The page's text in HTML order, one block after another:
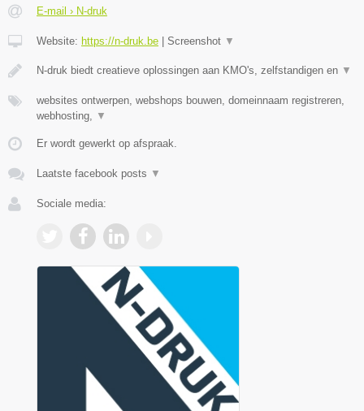
E-mail › N-druk
Website: https://n-druk.be | Screenshot ▼
N-druk biedt creatieve oplossingen aan KMO's, zelfstandigen en ▼
websites ontwerpen, webshops bouwen, domeinnaam registreren,
webhosting,
▼
Er wordt gewerkt op afspraak.
Laatste facebook posts ▼
Sociale media: